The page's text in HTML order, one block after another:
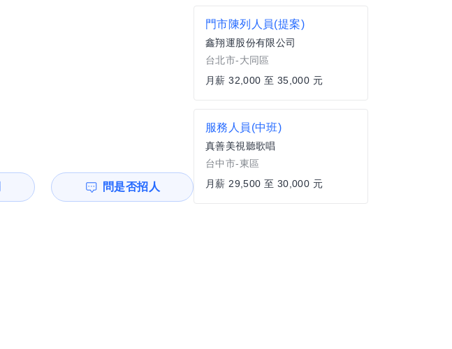
問是否招人
門市陳列人員(提案)
鑫翔運股份有限公司
台北市-大同區
月薪 32,000 至 35,000 元
服務人員(中班)
真善美視聽歌唱
台中市-東區
月薪 29,500 至 30,000 元